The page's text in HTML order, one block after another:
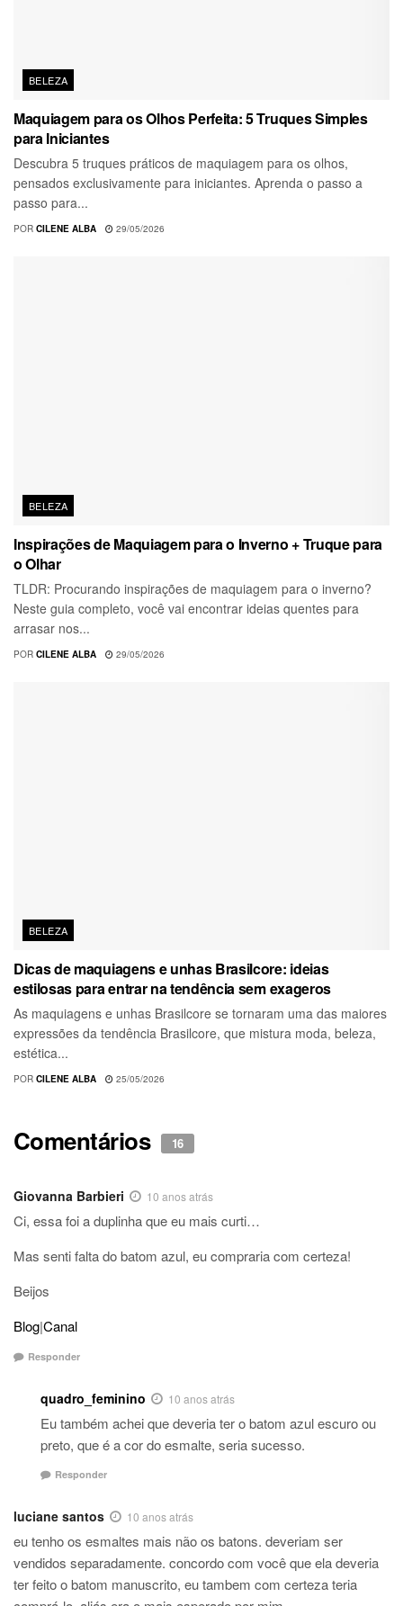
BELEZA
Maquiagem para os Olhos Perfeita: 5 Truques Simples
para Iniciantes
Descubra 5 truques práticos de maquiagem para os olhos,
pensados exclusivamente para iniciantes. Aprenda o passo a
passo para...
POR CILENE ALBA 29/05/2026
BELEZA
Inspirações de Maquiagem para o Inverno + Truque para
o Olhar
TLDR: Procurando inspirações de maquiagem para o inverno?
Neste guia completo, você vai encontrar ideias quentes para
arrasar nos...
POR CILENE ALBA 29/05/2026
BELEZA
Dicas de maquiagens e unhas Brasilcore: ideias
estilosas para entrar na tendência sem exageros
As maquiagens e unhas Brasilcore se tornaram uma das maiores
expressões da tendência Brasilcore, que mistura moda, beleza,
estética...
POR CILENE ALBA 25/05/2026
Comentários 16
Giovanna Barbieri 10 anos atrás
Ci, essa foi a duplinha que eu mais curti…
Mas senti falta do batom azul, eu compraria com certeza!
Beijos
Blog|Canal
Responder
quadro_feminino 10 anos atrás
Eu também achei que deveria ter o batom azul escuro ou
preto, que é a cor do esmalte, seria sucesso.
Responder
luciane santos 10 anos atrás
eu tenho os esmaltes mais não os batons. deveriam ser
vendidos separadamente. concordo com você que ela deveria
ter feito o batom manuscrito, eu tambem com certeza teria